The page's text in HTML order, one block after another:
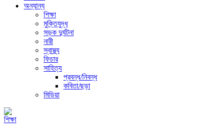
অন্যান্য
শিক্ষা
মুক্তিযুদ্ধ
সড়ক দুর্ঘটনা
নারী
স্বাস্থ্য
ফিচার
সাহিত্য
প্রবন্ধ/নিবন্ধ
কবিতা/ছড়া
মিডিয়া
শিক্ষা